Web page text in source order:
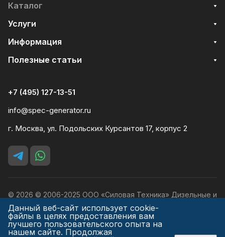
Каталог
Услуги
Информация
Полезные статьи
+7 (495) 127-13-51
info@spec-generator.ru
г. Москва, ул. Подольских Курсантов 17, корпус 2
© 2026 © 2006-2025 ООО «Силовая Техника» Дизельные и
бензиновые генераторы, мотопомпы.
Данный веб-сайт использует cookie-
файлы в целях предоставления вам
лучшего пользовательского опыта на
нашем сайте. Продолжая